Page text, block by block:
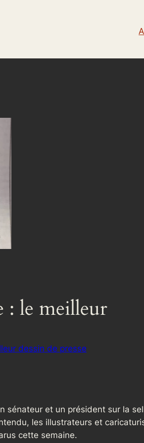
: le meilleur
dessin de presse
sénateur et un président sur la
les illustrateurs et
cette semaine.